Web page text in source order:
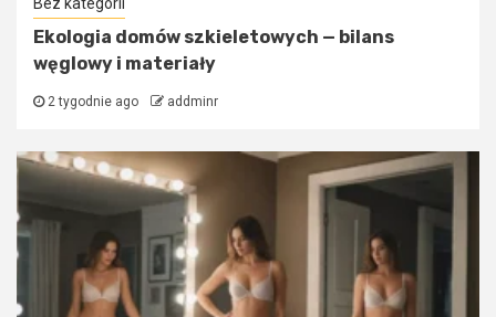
Ekologia domów szkieletowych — bilans
węglowy i materiały
2 tygodnie ago addminr